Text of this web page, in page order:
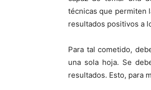
técnicas que permiten
resultados positivos a
Para tal cometido,
una sola hoja. Se
resultados. Esto, para